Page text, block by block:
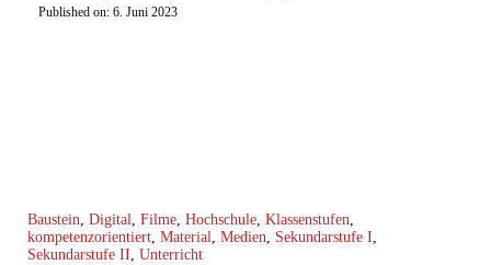
Published on: 6. Juni 2023
Baustein, Digital, Filme, Hochschule, Klassenstufen,
kompetenzorientiert, Material, Medien, Sekundarstufe I,
Sekundarstufe II, Unterricht